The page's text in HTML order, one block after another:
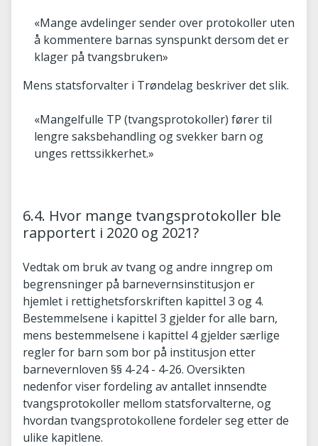
«Mange avdelinger sender over protokoller uten
å kommentere barnas synspunkt dersom det er
klager på tvangsbruken»
Mens statsforvalter i Trøndelag beskriver det slik.
«Mangelfulle TP (tvangsprotokoller) fører til
lengre saksbehandling og svekker barn og
unges rettssikkerhet.»
6.4. Hvor mange tvangsprotokoller ble
rapportert i 2020 og 2021?
Vedtak om bruk av tvang og andre inngrep om
begrensninger på barnevernsinstitusjon er
hjemlet i rettighetsforskriften kapittel 3 og 4.
Bestemmelsene i kapittel 3 gjelder for alle barn,
mens bestemmelsene i kapittel 4 gjelder særlige
regler for barn som bor på institusjon etter
barnevernloven §§ 4-24 - 4-26. Oversikten
nedenfor viser fordeling av antallet innsendte
tvangsprotokoller mellom statsforvalterne, og
hvordan tvangsprotokollene fordeler seg etter de
ulike kapitlene.